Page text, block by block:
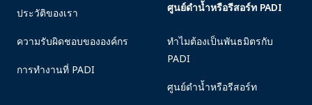
ประวัติของเรา
ความรับผิดชอบขององค์กร
การทำงานที่ PADI
ศูนย์ดำน้ำหรือรีสอร์ท PADI
ทำไมต้องเป็นพันธมิตรกับ
PADI
ศูนย์ดำน้ำหรือรีสอร์ท